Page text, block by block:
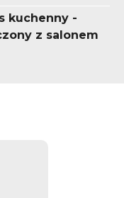
kuchenny -
z salonem